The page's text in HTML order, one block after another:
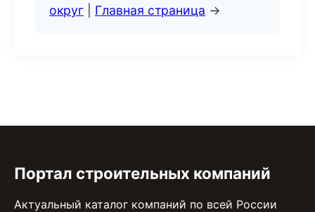
округ
Главная страница →
Портал строительных компаний
Актуальный каталог компаний по всей России